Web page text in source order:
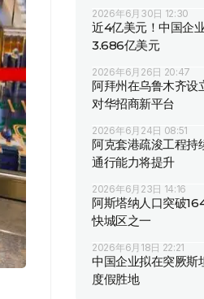
2026年6月30日 12:30
近4亿美元！中国企
3.686亿美元
2026年6月26日 20:47
阿拜州在乌鲁木齐设
对华招商新平台
2026年6月24日 08:51
阿克套港疏浚工程持
通行能力将提升
2026年6月23日 14:16
阿斯塔纳人口突破
快城区之一
2026年6月18日 22:21
中国企业拟在突厥斯
度假胜地